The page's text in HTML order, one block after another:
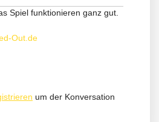
Spiel funktionieren ganz gut.
Out.de
um der Konversation